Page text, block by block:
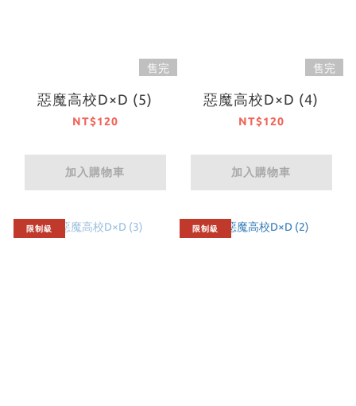
售完
惡魔高校D×D (5)
NT$120
加入購物車
售完
惡魔高校D×D (4)
NT$120
加入購物車
限制級 限制級